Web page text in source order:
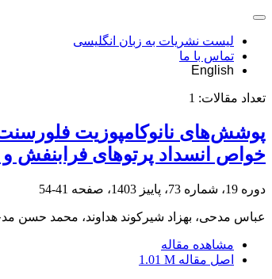
لیست نشریات به زبان انگلیسی
تماس با ما
English
تعداد مقالات: 1
پوشش‌های نانوکامپوزیت
خواص انسداد پرتوهای فرابنفش
دوره 19، شماره 73، پاییز 1403، صفحه 41-54
عباس مدحی، بهزاد شیرکوند هداوند، محمد حسن
مشاهده مقاله
اصل مقاله 1.01 M